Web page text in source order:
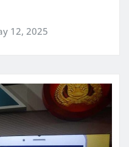
12, 2025